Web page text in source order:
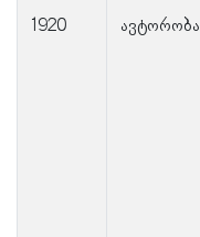
1920 ავტორობა